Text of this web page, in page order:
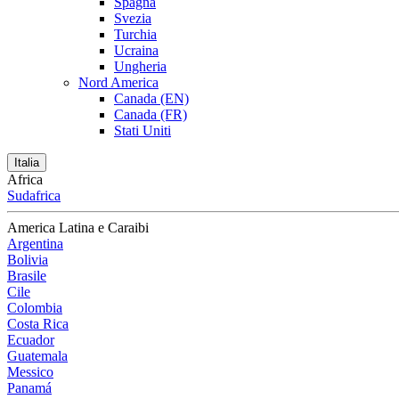
Svezia
Turchia
Ucraina
Ungheria
Nord America
Canada (EN)
Canada (FR)
Stati Uniti
Italia
Africa
Sudafrica
America Latina e Caraibi
Argentina
Bolivia
Brasile
Cile
Colombia
Costa Rica
Ecuador
Guatemala
Messico
Panamá